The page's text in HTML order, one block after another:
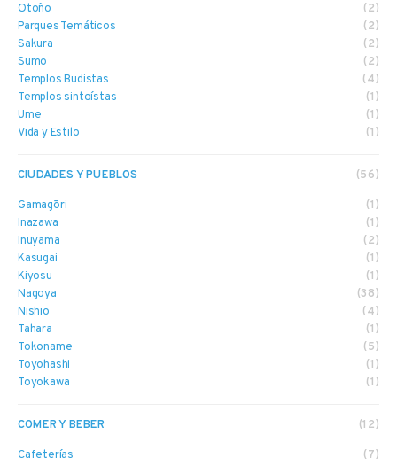
Otoño
(2)
Parques Temáticos
(2)
Sakura
(2)
Sumo
(2)
Templos Budistas
(4)
Templos sintoístas
(1)
Ume
(1)
Vida y Estilo
(1)
CIUDADES Y PUEBLOS (56)
Gamagōri
(1)
Inazawa
(1)
Inuyama
(2)
Kasugai
(1)
Kiyosu
(1)
Nagoya
(38)
Nishio
(4)
Tahara
(1)
Tokoname
(5)
Toyohashi
(1)
Toyokawa
(1)
COMER Y BEBER (12)
Cafeterías
(7)